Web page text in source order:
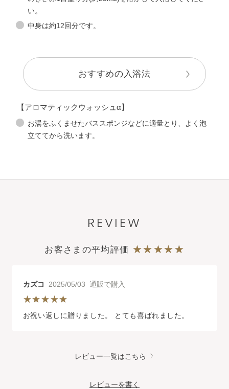
い。
中身は約12回分です。
おすすめの入浴法
【アロマティックウォッシュα】
お湯をふくませたバススポンジなどに適量とり、よく泡
立ててから洗います。
REVIEW
お客さまの平均評価
カズコ 2025/05/03 通販で購入
お祝い返しに贈りました。 とても喜ばれました。
レビュー一覧はこちら
レビューを書く